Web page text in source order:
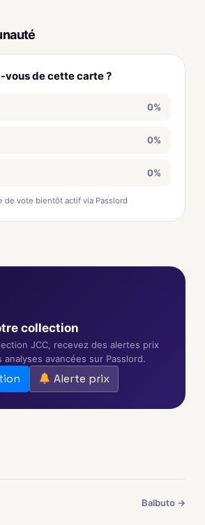
vous de cette carte ?
0%
0%
0%
de vote bientôt actif via Passlord
collection
JCC, recevez des alertes prix
avancées sur Passlord.
Alerte prix
Balbuto →